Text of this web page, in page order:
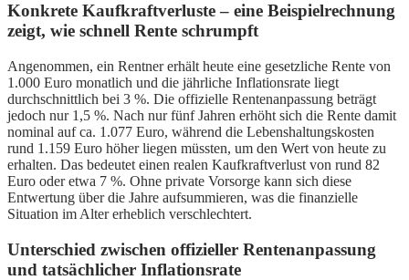
Konkrete Kaufkraftverluste – eine Beispielrechnung
zeigt, wie schnell Rente schrumpft
Angenommen, ein Rentner erhält heute eine gesetzliche Rente von
1.000 Euro monatlich und die jährliche Inflationsrate liegt
durchschnittlich bei 3 %. Die offizielle Rentenanpassung beträgt
jedoch nur 1,5 %. Nach nur fünf Jahren erhöht sich die Rente damit
nominal auf ca. 1.077 Euro, während die Lebenshaltungskosten
rund 1.159 Euro höher liegen müssten, um den Wert von heute zu
erhalten. Das bedeutet einen realen Kaufkraftverlust von rund 82
Euro oder etwa 7 %. Ohne private Vorsorge kann sich diese
Entwertung über die Jahre aufsummieren, was die finanzielle
Situation im Alter erheblich verschlechtert.
Unterschied zwischen offizieller Rentenanpassung
und tatsächlicher Inflationsrate